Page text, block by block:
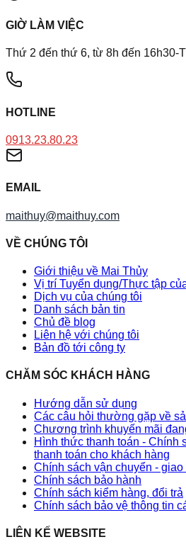
GIỜ LÀM VIỆC
Thứ 2 đến thứ 6, từ 8h đến 16h30-
HOTLINE
0913.23.80.23
EMAIL
maithuy@maithuy.com
VỀ CHÚNG TÔI
Giới thiệu về Mai Thủy
Vị trí Tuyển dụng/Thực tập
Dịch vụ của chúng tôi
Danh sách bản tin
Chủ đề blog
Liên hệ với chúng tôi
Bản đồ tới công ty
CHĂM SÓC KHÁCH HÀNG
Hướng dẫn sử dụng
Các câu hỏi thường gặp về
Chương trình khuyến mãi
Hình thức thanh toán - Chính
thanh toán cho khách hàng
Chính sách vận chuyển - giao
Chính sách bảo hành
Chính sách kiểm hàng, đổi trả
Chính sách bảo vệ thông tin
LIÊN KẾ WEBSITE